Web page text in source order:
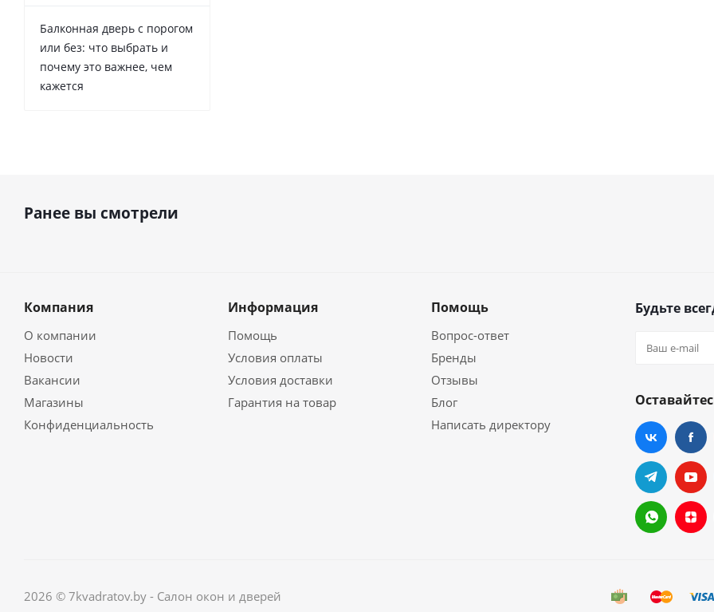
Балконная дверь с порогом
или без: что выбрать и
почему это важнее, чем
кажется
Ранее вы смотрели
Компания
О компании
Новости
Вакансии
Магазины
Конфиденциальность
Информация
Помощь
Условия оплаты
Условия доставки
Гарантия на товар
Помощь
Вопрос-ответ
Бренды
Отзывы
Блог
Написать директору
Будьте
2026 © 7kvadratov.by - Салон окон и дверей